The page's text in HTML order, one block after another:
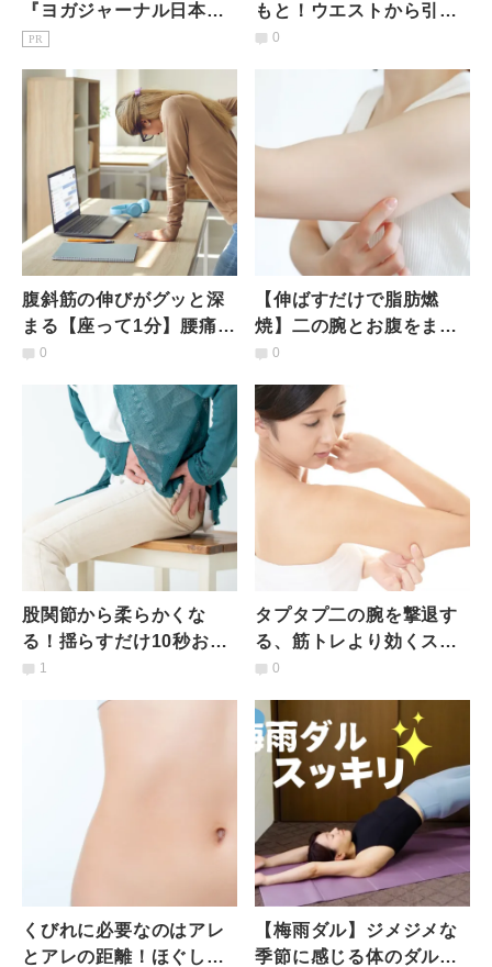
『ヨガジャーナル日本
版』予約購読のご案内
PR
もと！ウエストから引っ
張りほぐす"万能"股関節
0
腹斜筋の伸びがグッと深
まる【座って1分】腰痛予
防の体側ストレッチ
0
【伸ばすだけで脂肪燃
焼】二の腕とお腹をまと
めて一気に引き締める筋
0
股関節から柔らかくな
る！揺らすだけ10秒お尻
ストレッチ｜座りっぱな
1
タプタプ二の腕を撃退す
る、筋トレより効くスト
レッチ｜体重は変わって
人必見
0
くびれに必要なのはアレ
とアレの距離！ほぐして
【梅雨ダル】ジメジメな
季節に感じる体のダル重